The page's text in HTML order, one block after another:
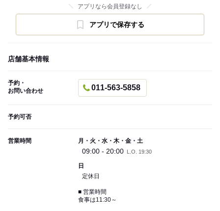
アプリなら会員登録なし
アプリで保存する
店舗基本情報
予約・
お問い合わせ
011-563-5858
予約可否
営業時間 月・火・水・木・金・土
09:00 - 20:00 L.O. 19:30
日
定休日
■ 営業時間
食事は11:30～